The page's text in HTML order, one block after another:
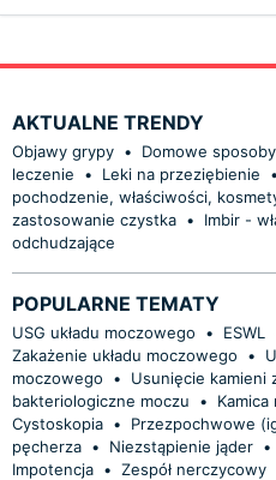
AKTUALNE TRENDY
Objawy grypy • Domowe
leczenie
• Leki na przeziębienie •
pochodzenie, właściwości,
zastosowanie czystka •
Imbir -
odchudzające
POPULARNE TEMATY
USG układu moczowego • ESWL
Zakażenie układu moczowego
•
moczowego
• Usunięcie kamieni
bakteriologiczne moczu
•
Cystoskopia •
Przezpochwowe
pęcherza • Niezstąpienie jąder •
Impotencja • Zespół nerczycowy